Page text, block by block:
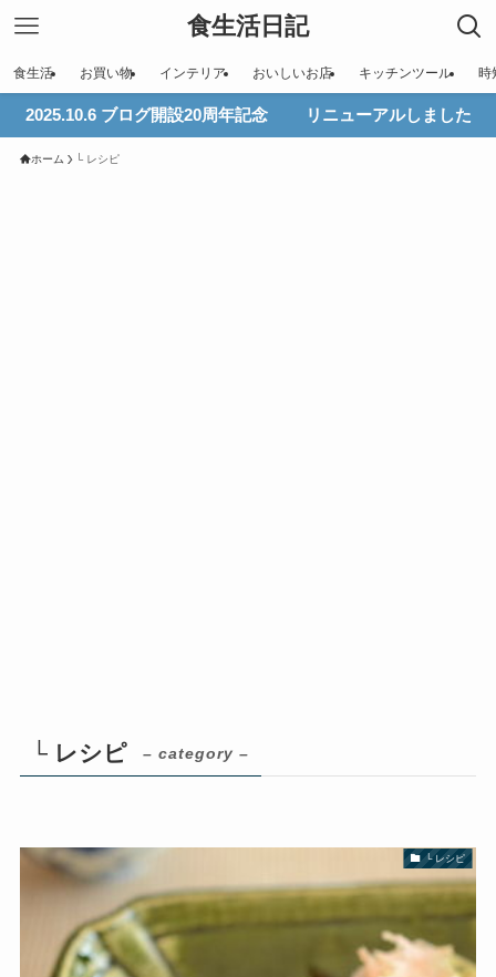
食生活日記
食生活 お買い物 インテリア おいしいお店 キッチンツール 時
2025.10.6 ブログ開設20周年記念 リニューアルしました
ホーム └ レシピ
└ レシピ – category –
└ レシピ